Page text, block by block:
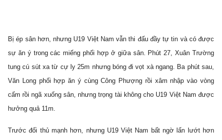
Bị ép sân hơn, nhưng U19 Việt Nam vẫn thi đấu đầy tự tin và có được
sự ăn ý trong các miếng phối hợp ở giữa sân. Phút 27, Xuân Trường
tung cú sút xa từ cự ly 25m nhưng bóng đi vọt xà ngang. Ba phút sau,
Văn Long phối hợp ăn ý cùng Công Phượng rồi xâm nhập vào vòng
cấm rồi ngã xuống sân, nhưng trọng tài không cho U19 Việt Nam được
hưởng quả 11m.
Trước đối thủ mạnh hơn, nhưng U19 Việt Nam bất ngờ lấn lướt hơn